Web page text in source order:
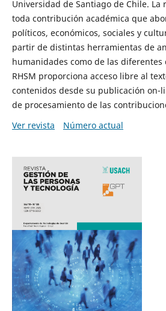
Universidad de Santiago de Chile. La
toda contribución académica que
políticos, económicos, sociales y
partir de distintas herramientas de
humanidades como de las diferentes
RHSM proporciona acceso libre al
contenidos desde su publicación on-
de procesamiento de las
Ver revista
Número actual